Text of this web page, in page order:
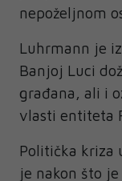
nepoželjnom
Luhrmann je
Banjoj Luci
građana, ali i
vlasti entiteta
Politička kriza
je nakon što